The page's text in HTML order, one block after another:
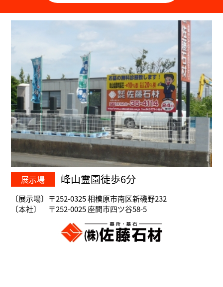
展示場 峰山霊園徒歩6分
〔展示場〕〒252-0325 相模原市南区新磯野232
〔本社〕 〒252-0025 座間市四ツ谷58-5